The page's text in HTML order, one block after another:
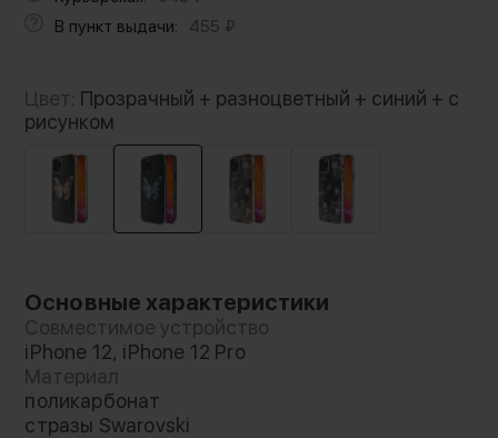
В пункт выдачи:
455 ₽
Цвет: Прозрачный + разноцветный + синий + с
рисунком
Основные характеристики
Совместимое устройство
iPhone 12, iPhone 12 Pro
Материал
поликарбонат
стразы Swarovski